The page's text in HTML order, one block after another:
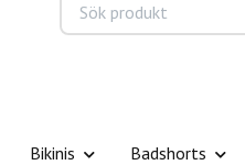
Bikinis Badshorts